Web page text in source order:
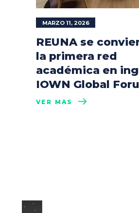
MARZO 11, 2026
REUNA se
la primera red
académica en
IOWN Global
VER MÁS